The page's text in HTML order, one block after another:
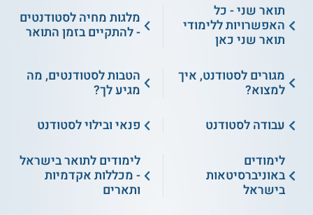
תואר שני - כל
האפשרויות ללימודי
תואר שני כאן
מלגות מחיה לסטודנטים
- להתקיים בזמן התואר
מגורים לסטודנט, איך
למצוא?
הטבות לסטודנטים, מה
מגיע לך?
עבודה לסטודנט
פנאי ובילוי לסטודנט
לימודים
באוניברסיטאות
בישראל
לימודים לתואר בישראל
- מכללות אקדמיות
ותארים